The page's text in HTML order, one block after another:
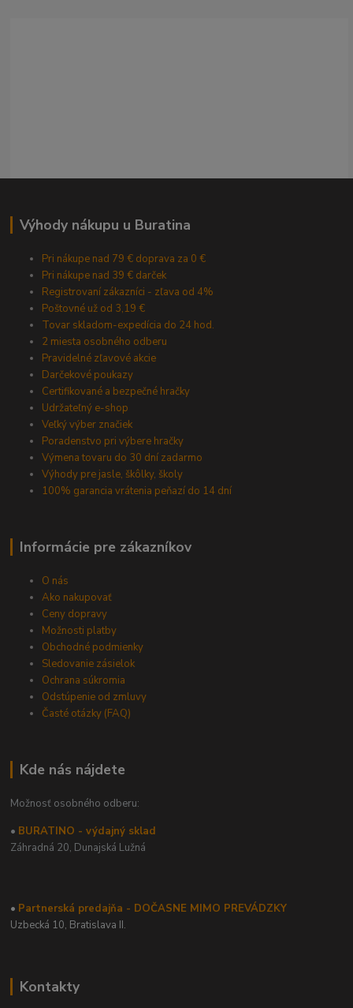
Výhody nákupu u Buratina
Pri nákupe nad 79 € doprava za 0 €
Pri nákupe nad 39 € darček
Registrovaní zákazníci - zľava od 4%
Poštovné už od 3,19 €
Tovar skladom-expedícia do 24 hod.
2 miesta osobného odberu
Pravidelné zľavové akcie
Darčekové poukazy
Certifikované a bezpečné hračky
Udržateľný e-shop
Veľký výber značiek
Poradenstvo pri výbere hračky
Výmena tovaru do 30 dní zadarmo
Výhody pre jasle, škôlky, školy
100% garancia vrátenia peňazí do 14 dní
Informácie pre zákazníkov
O nás
Ako nakupovať
Ceny dopravy
Možnosti platby
Obchodné podmienky
Sledovanie zásielok
Ochrana súkromia
Odstúpenie od zmluvy
Časté otázky (FAQ)
Kde nás nájdete
Možnosť osobného odberu:
• BURATINO - výdajný sklad
Záhradná 20, Dunajská Lužná
• Partnerská predajňa - DOČASNE MIMO PREVÁDZKY
Uzbecká 10, Bratislava II.
Kontakty